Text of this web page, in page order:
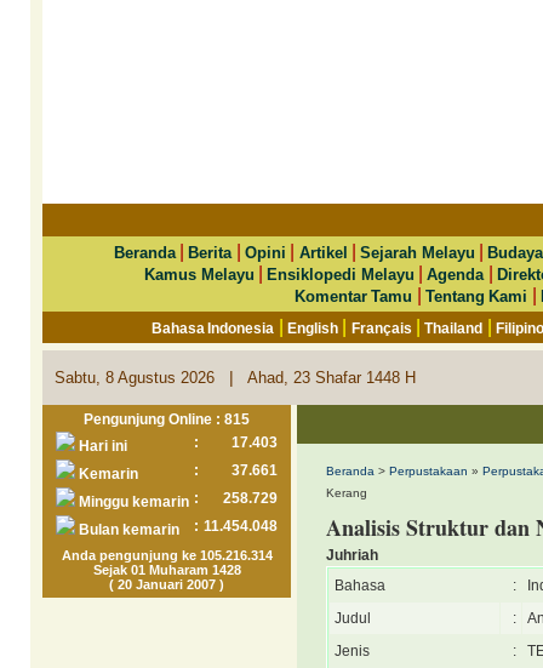
Beranda|Berita Opini Artikel |Sejarah Melayu |
Kamus Melayu
|Ensiklopedi Melayu |Agenda |
Komentar Tamu
|Tentang Kami |
Bahasa Indonesia |English Français |Thailand |
Sabtu, 8 Agustus 2026 | Ahad, 23 Shafar 1448 H
Pengunjung Online : 815
Hari ini
:
17.403
Kemarin
:
37.661
Minggu kemarin :
258.729
Bulan kemarin
: 11.454.048
Anda pengunjung ke 105.216.314
Sejak 01 Muharam 1428
( 20 Januari 2007 )
Beranda > Perpustakaan »
Kerang
Analisis Struktur dan
Juhriah
Bahasa
:
Judul
:
Jenis
: